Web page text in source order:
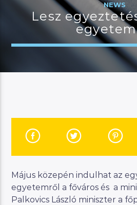
JELENLEGI MŰSOR
CSALÁDI MANNA
Manna FM
NEWS
Lesz
Május közepén indulhat az
egyetemről a főváros és a
Palkovics László miniszter a